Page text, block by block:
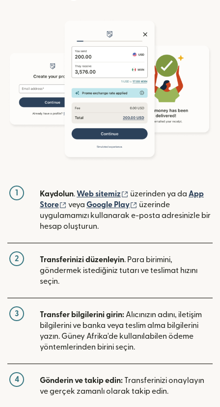
1 Kaydolun.Web sitemiz (yeni pencerede açılır)
üzerinden ya da App
Store
(yeni pencerede açılır)
veya Google Play (yeni pencerede açılır)
üzerinde
uygulamamızı kullanarak e-posta adresinizle bir
hesap oluşturun.
2 Transferinizi düzenleyin. Para birimini,
göndermek istediğiniz tutarı ve teslimat hızını
seçin.
3 Transfer bilgilerini girin:Alıcınızın adını, iletişim
bilgilerini ve banka veya teslim alma bilgilerini
yazın. Güney Afrika'de kullanılabilen ödeme
yöntemlerinden birini seçin.
4 Gönderin ve takip edin: Transferinizi onaylayın
ve gerçek zamanlı olarak takip edin.